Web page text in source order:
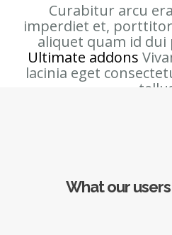
Curabitur arcu
imperdiet et,
aliquet quam id
Ultimate addons
lacinia eget
What our